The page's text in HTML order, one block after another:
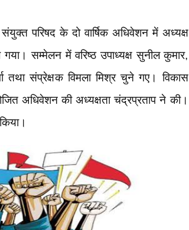
संयुक्त परिषद के दो वार्षिक अधिवेशन में अध्यक्ष
गया। सम्मेलन में वरिष्ठ उपाध्यक्ष सुनील कुमार,
तथा संप्रेक्षक विमला मिश्र चुने गए। विकास
अधिवेशन की अध्यक्षता चंद्रप्रताप ने की।